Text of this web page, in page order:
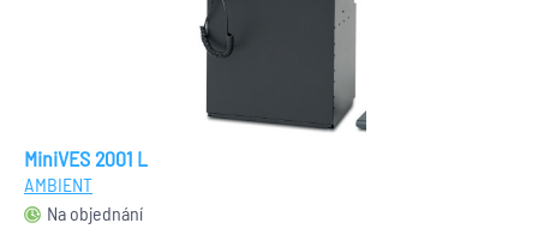
MiniVES 2001 L
AMBIENT
Na objednání